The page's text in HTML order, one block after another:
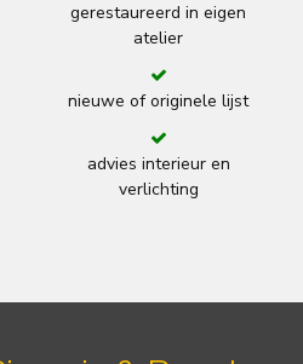
gerestaureerd in eigen
atelier
nieuwe of originele lijst
advies interieur en
verlichting